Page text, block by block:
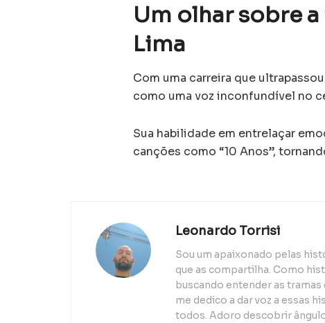
Um olhar sobre
Lima
Com uma carreira que
como uma voz inconfundível no
Sua habilidade em entrelaçar
canções como “10 Anos”,
Leonardo Torrisi
Sou um apaixonado pelas
que as compartilha. Como
buscando entender as
me dedico a dar voz a essas
todos. Adoro descobrir